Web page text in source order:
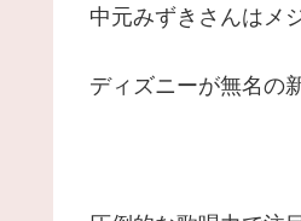
中元みずきさんはメ
ディズニーが無名の